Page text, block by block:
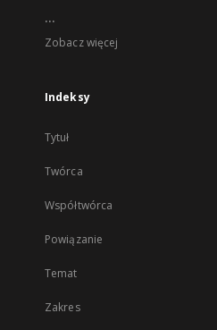
...
Zobacz więcej
Indeksy
Tytuł
Twórca
Współtwórca
Powiązanie
Temat
Zakres